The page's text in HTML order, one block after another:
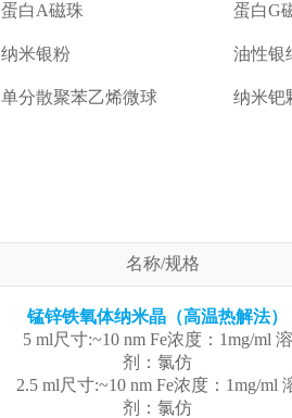
蛋白A磁珠 蛋白G
纳米银粉 油性银
单分散聚苯乙烯微球 纳米钯
名称/规格
锰锌铁氧体纳米晶（高温热解法）
5 ml尺寸:~10 nm Fe浓度：1mg/ml 溶
剂：氯仿
2.5 ml尺寸:~10 nm Fe浓度：1mg/ml
剂：氯仿